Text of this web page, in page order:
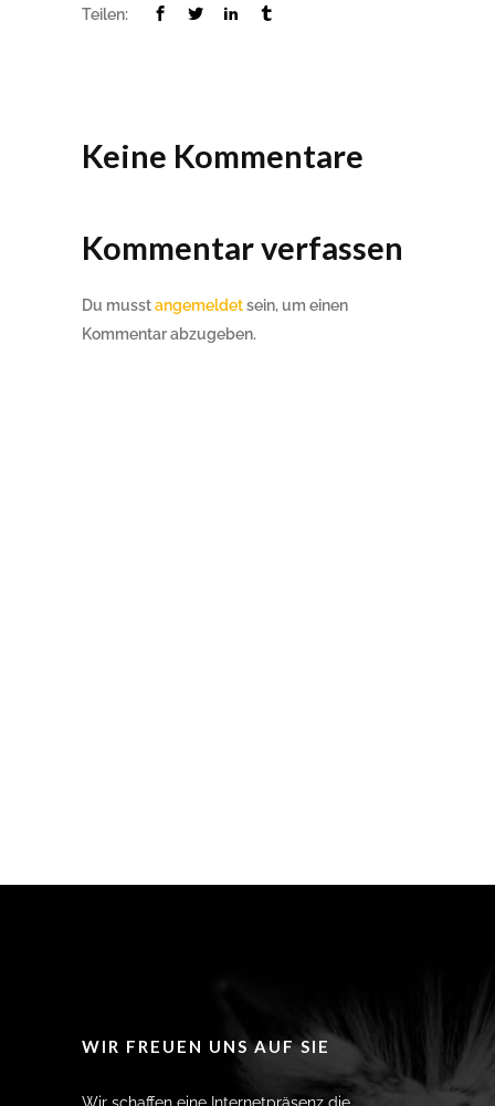
Teilen:
Keine Kommentare
Kommentar verfassen
Du musstangemeldetsein, um einen
Kommentar abzugeben.
WIR FREUEN UNS AUF SIE